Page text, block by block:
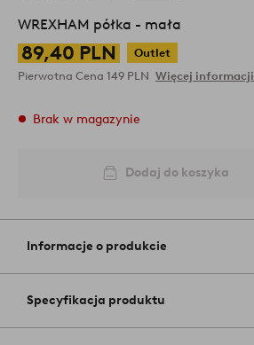
WREXHAM półka - mała
89,40 PLN
Outlet
Pierwotna Cena 149 PLN Więcej informacji
Brak w magazynie
Dodaj do koszyka
Informacje o produkcie
Specyfikacja produktu